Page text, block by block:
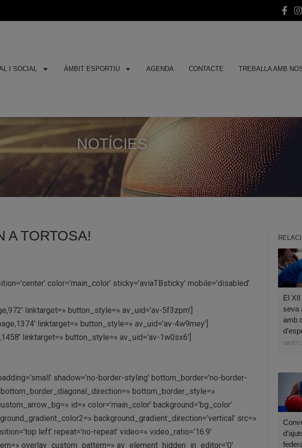
I SOCIAL ÀMBIT ESPORTIU AGENDA CONTACTE TREBALLA AMB
NOTÍCIES
A TORTOSA!
color=’main_color’ sticky=’aviaTBsticky’ mobile=’disabled’
linktarget=» button_style=» av_uid=’av-5f3zpm’]
linktarget=» button_style=» av_uid=’av-4w9mey’]
linktarget=» button_style=» av_uid=’av-1w0sx6′]
shadow=’no-border-styling’ bottom_border=’no-border-
bottom_border_style=»
id=» color=’main_color’ background=’bg_color’
background_gradient_direction=’vertical’ src=»
left’ repeat=’no-repeat’ video=» video_ratio=’16:9′
overlay_custom_pattern=» av_element_hidden_in_editor=’0′
El
seva
amb
08/07/